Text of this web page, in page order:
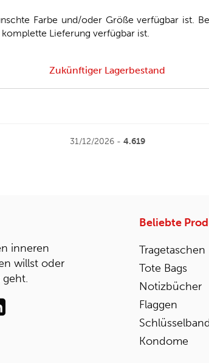
Farbe und/oder Größe verfügbar ist.
Lieferung verfügbar ist.
Zukünftiger Lagerbestand
31/12/2026 - 4.619
inneren
willst oder
geht.
Beliebte
Tragetaschen
Tote Bags
Notizbücher
Flaggen
Kondome